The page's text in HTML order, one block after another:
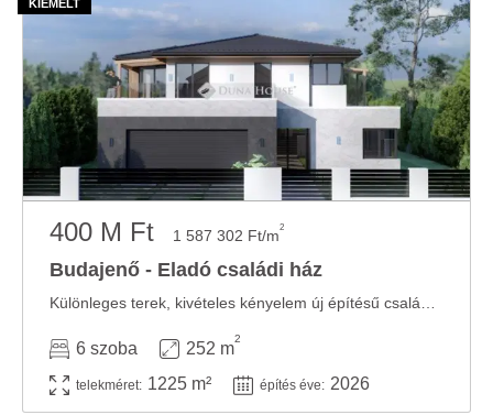
400 M Ft 1 587 302 Ft/m2
Budajenő - Eladó családi ház
6 szoba 252 m
2
telekméret: 1225 m² építés éve: 2026